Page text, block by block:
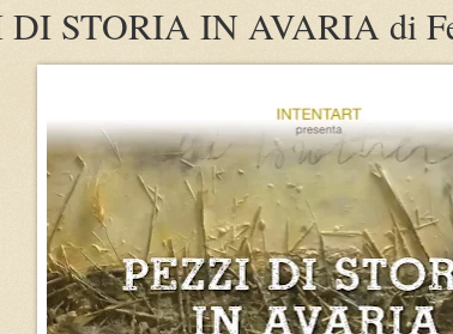
DI STORIA IN AVARIA di